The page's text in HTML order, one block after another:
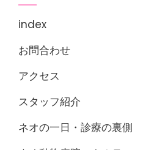
index
お問合わせ
アクセス
スタッフ紹介
ネオの一日・診療の裏側